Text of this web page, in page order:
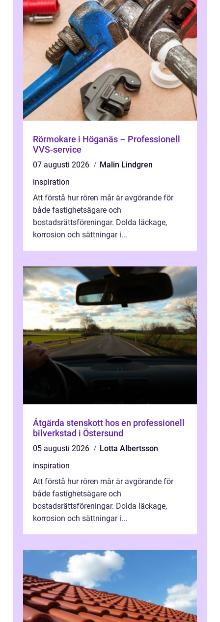
Rörmokare i Höganäs – Professionell
VVS-service
07 augusti 2026
Malin Lindgren
inspiration
Att förstå hur rören mår är avgörande för
både fastighetsägare och
bostadsrättsföreningar. Dolda läckage,
korrosion och sättningar i...
Åtgärda stenskott hos en professionell
bilverkstad i Östersund
05 augusti 2026
Lotta Albertsson
inspiration
Att förstå hur rören mår är avgörande för
både fastighetsägare och
bostadsrättsföreningar. Dolda läckage,
korrosion och sättningar i...